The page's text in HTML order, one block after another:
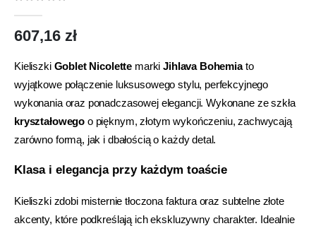
607,16 zł
Kieliszki Goblet Nicolette markiJihlava Bohemiato
wyjątkowe połączenie luksusowego stylu, perfekcyjnego
wykonania oraz ponadczasowej elegancji. Wykonane ze szkła
kryształowego o pięknym, złotym wykończeniu, zachwycają
zarówno formą, jak i dbałością o każdy detal.
Klasa i elegancja przy każdym toaście
Kieliszki zdobi misternie tłoczona faktura oraz subtelne złote
akcenty, które podkreślają ich ekskluzywny charakter. Idealnie